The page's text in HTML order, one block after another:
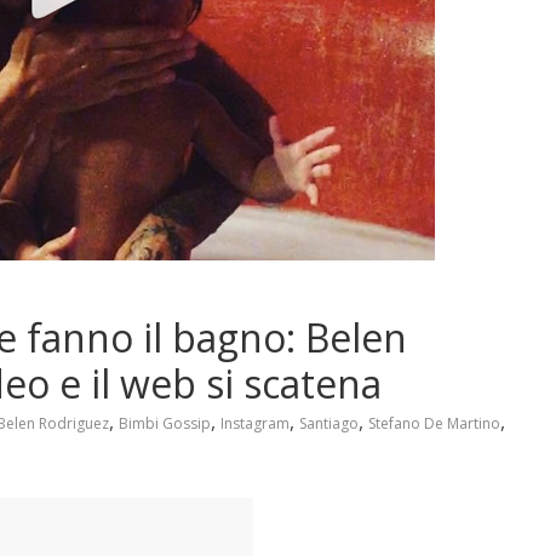
fanno il bagno: Belen
e il web si scatena
Rodriguez, Bimbi Gossip, Instagram, Santiago, Stefano De Martino,